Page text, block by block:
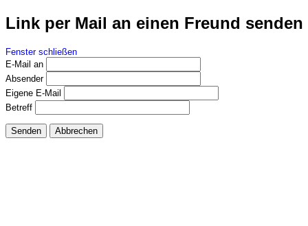
Link per Mail an einen Freund senden
Fenster schließen
E-Mail an
Absender
Eigene E-Mail
Betreff
Senden Abbrechen